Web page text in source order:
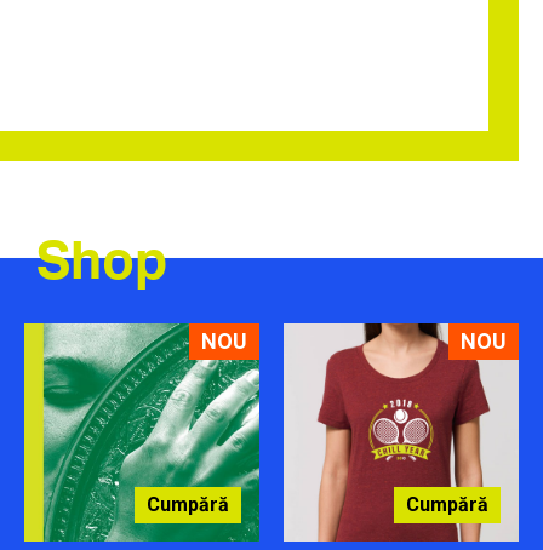
Shop
NOU
Cumpără
NOU
Cumpără